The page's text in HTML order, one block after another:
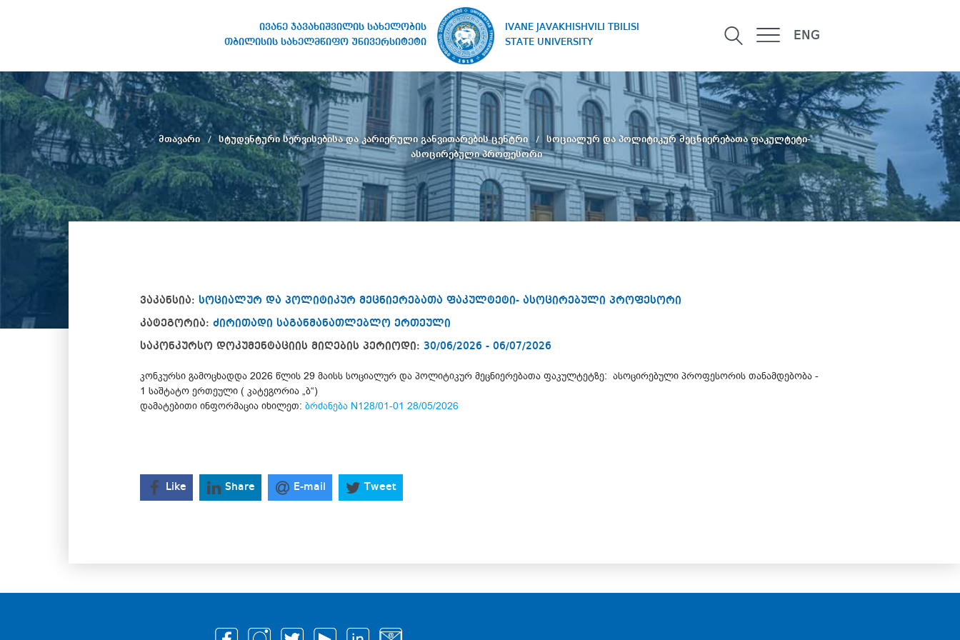
ივანე ჯავახიშვილის სახელობის
თბილისის სახელმწიფო უნივერსიტეტი
IVANE JAVAKHISHVILI TBILISI
STATE UNIVERSITY
ENG
სახელობის თბილისის
სახელმწიფო უნივერსიტეტი
მთავარი სტუდენტური სერვისებისა და კარიერული განვითარების ცენტრი
სოციალურ და პოლიტიკურ მეცნიერებათა ფაკულტეტი-
ასოცირებული პროფესორი
ვაკანსია: სოციალურ და პოლიტიკურ მეცნიერებათა ფაკულტეტი- ასოცირებული პროფესორი
კატეგორია: ძირითადი საგანმანათლებლო ერთეული
საკონკურსო დოკუმენტაციის მიღების პერიოდი: 30/06/2026 - 06/07/2026
კონკურსი გამოცხადდა 2026 წლის 29 მაისს სოციალურ და პოლიტიკურ მეცნიერებათა ფაკულტეტზე: ასოცირებული პროფესორის თანამდებობა -
1 საშტატო ერთეული ( კატეგორია „ბ“)
დამატებითი ინფორმაცია იხილეთ: ბრძანება N128/01-01 28/05/2026
Like Share E-mail Tweet